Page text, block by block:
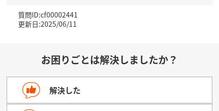
質問ID:cf00002441
更新日:2025/06/11
お困りごとは解決しましたか？
解決した